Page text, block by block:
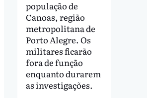
população de
Canoas, região
metropolitana de
Porto Alegre. Os
militares ficarão
fora de função
enquanto durarem
as investigações.